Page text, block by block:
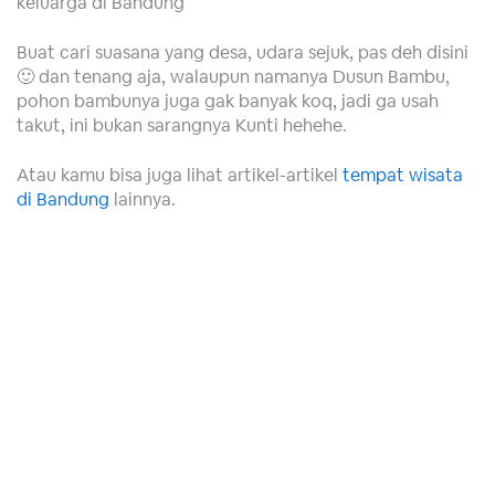
Buat cari suasana yang desa, udara sejuk, pas deh disini
🙂 dan tenang aja, walaupun namanya Dusun Bambu,
pohon bambunya juga gak banyak koq, jadi ga usah
takut, ini bukan sarangnya Kunti hehehe.
Atau kamu bisa juga lihat artikel-artikel tempat wisata
di Bandung lainnya.